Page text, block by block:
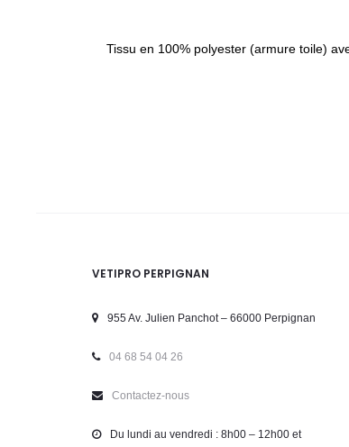
Tissu en 100% polyester (armure toile)
VETIPRO PERPIGNAN
955 Av. Julien Panchot – 66000 Perpignan
04 68 54 04 26
Contactez-nous
Du lundi au vendredi : 8h00 – 12h00 et